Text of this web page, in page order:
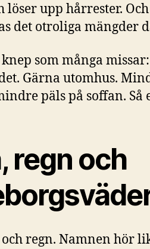
löser upp hårrester.
det otroliga mängder
som många
Gärna utomhus.
päls på soffan. Så
regn och
regn. Namnen hör